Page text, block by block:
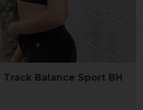
Track Balance Sport BH